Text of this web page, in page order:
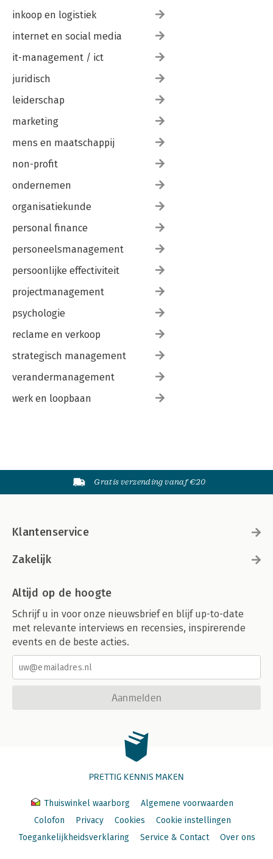
inkoop en logistiek
internet en social media
it-management / ict
juridisch
leiderschap
marketing
mens en maatschappij
non-profit
ondernemen
organisatiekunde
personal finance
personeelsmanagement
persoonlijke effectiviteit
projectmanagement
psychologie
reclame en verkoop
strategisch management
verandermanagement
werk en loopbaan
Gratis verzending vanaf €20
Klantenservice
Zakelijk
Altijd op de hoogte
Schrijf u in voor onze nieuwsbrief en blijf up-to-date
met relevante interviews en recensies, inspirerende
events en de beste acties.
Aanmelden
PRETTIG KENNIS MAKEN
Thuiswinkel waarborg
Algemene voorwaarden
Colofon
Privacy Cookies
Cookie instellingen
Toegankelijkheidsverklaring
Service & Contact Over ons